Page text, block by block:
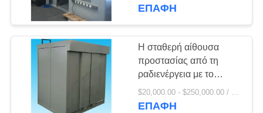
ΈΛΕΓΧΟΣ
ΜΑΣ
ΕΛΆΤΕ
ΕΠΑΦΉ
κατηγορία Ι βαθμός
ΕΠΑΦΉ
Η σταθερή αίθουσα
προστασίας από τη
ραδιενέργεια με το
μέγεθος γραφείων
λειτουργίας μπορεί να
$20,000.00 - $250,000.00 / Piece MOQ:1 τεμάχιο / Τεμάχια
ΕΠΑΦΉ